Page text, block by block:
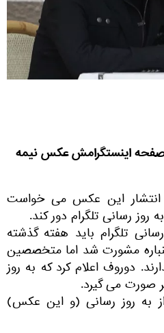
اینستگرامش عکس نیمه
انتشار این عکس می خواست
روز رسانی تلگرام دور کند.
تلگرام باید هفته گذشته
مشورت شد اما متخصصین
دوروف اعلام کرد که به روز
به روز رسانی (و این عکس)